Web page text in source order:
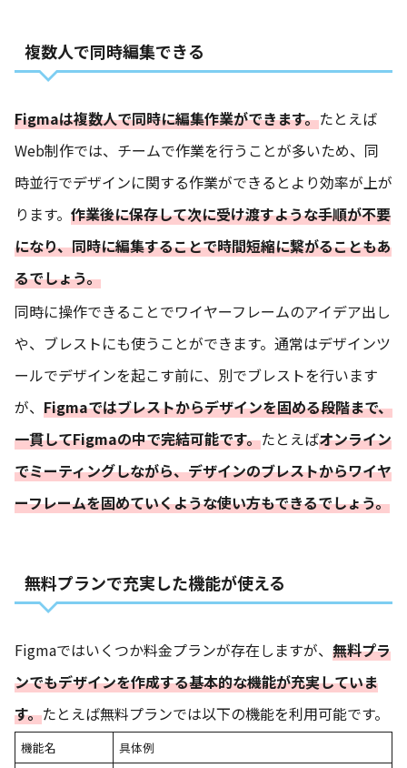
複数人で同時編集できる
Figmaは複数人で同時に編集作業ができます。たとえば
Web制作では、チームで作業を行うことが多いため、同
時並行でデザインに関する作業ができるとより効率が上が
ります。 作業後に保存して次に受け渡すような手順が不要
になり、同時に編集することで時間短縮に繋がることもあ
るでしょう。
同時に操作できることでワイヤーフレームのアイデア出し
や、ブレストにも使うことができます。通常はデザインツ
ールでデザインを起こす前に、別でブレストを行います
が、 Figmaではブレストからデザインを固める段階まで、
一貫してFigmaの中で完結可能です。たとえばオンライン
でミーティングしながら、デザインのブレストからワイヤ
ーフレームを固めていくような使い方もできるでしょう。
無料プランで充実した機能が使える
Figmaではいくつか料金プランが存在しますが、 無料プラ
ンでもデザインを作成する基本的な機能が充実していま
す。たとえば無料プランでは以下の機能を利用可能です。
機能名
具体例